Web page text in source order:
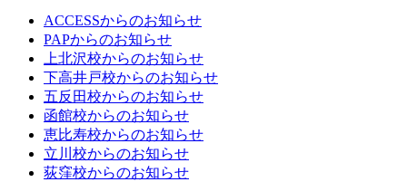
ACCESSからのお知らせ
PAPからのお知らせ
上北沢校からのお知らせ
下高井戸校からのお知らせ
五反田校からのお知らせ
函館校からのお知らせ
恵比寿校からのお知らせ
立川校からのお知らせ
荻窪校からのお知らせ